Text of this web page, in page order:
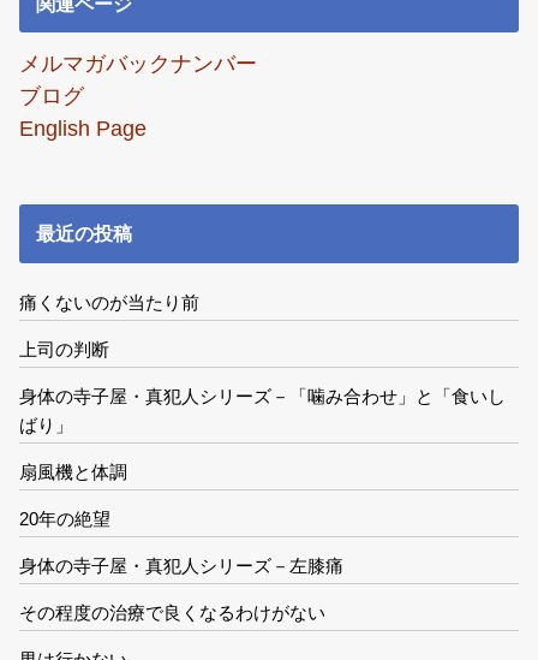
メルマガバックナンバー
ブログ
English Page
最近の投稿
痛くないのが当たり前
上司の判断
身体の寺子屋・真犯人シリーズ－「噛み合わせ」と「食いし
ばり」
扇風機と体調
20年の絶望
身体の寺子屋・真犯人シリーズ－左膝痛
その程度の治療で良くなるわけがない